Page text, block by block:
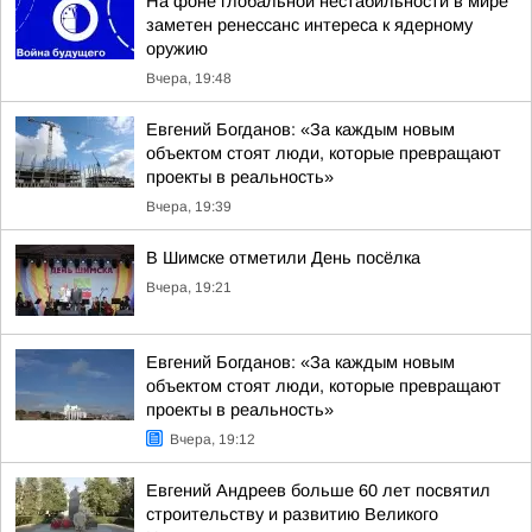
заметен ренессанс интереса к ядерному
оружию
Вчера, 19:48
Евгений Богданов: «За каждым новым
объектом стоят люди, которые превращают
проекты в реальность»
Вчера, 19:39
В Шимске отметили День посёлка
Вчера, 19:21
Евгений Богданов: «За каждым новым
объектом стоят люди, которые превращают
проекты в реальность»
Вчера, 19:12
Евгений Андреев больше 60 лет посвятил
строительству и развитию Великого